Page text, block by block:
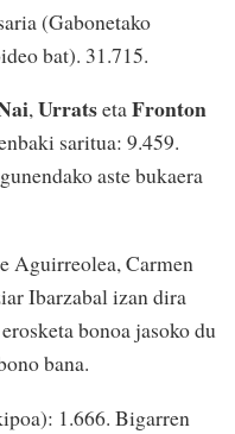
(Gabonetako
bat). 31.715.
,UrratsetaFronton
saritua: 9.459.
aste bukaera
Aguirreolea, Carmen
Ibarzabal izan dira
bonoa jasoko du
bana.
1.666. Bigarren